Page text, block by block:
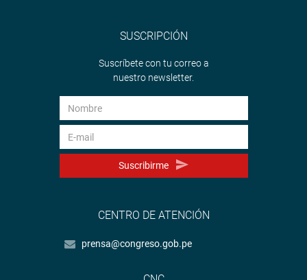
SUSCRIPCIÓN
Suscríbete con tu correo a
nuestro newsletter.
Suscribirme
CENTRO DE ATENCIÓN
prensa@congreso.gob.pe